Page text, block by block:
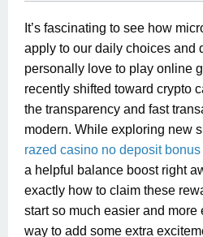
It’s fascinating to see how
apply to our daily choices and
personally love to play online
recently shifted toward crypto
the transparency and fast
modern. While exploring new
razed casino no deposit bonus
a helpful balance boost right
exactly how to claim these
start so much easier and more
way to add some extra